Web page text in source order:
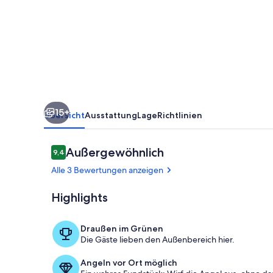
15+
ÜbersichtAusstattungLageRichtlinien
Bewertungen
9,49,4 von 10.
Außergewöhnlich
Alle 3 Bewertungen anzeigen
Highlights
Draußen im Grünen
Die Gäste lieben den Außenbereich hier.
Angeln vor Ort möglich